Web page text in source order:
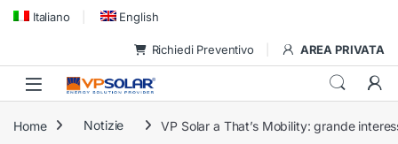
Skip to navigation
Skip to content
Italiano English
Richiedi Preventivo AREA PRIVATA
Home Notizie VP Solar a That’s Mobility: grande